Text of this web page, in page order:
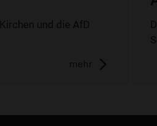
und die AfD
mehr